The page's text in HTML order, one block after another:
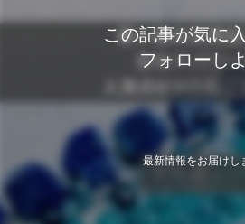
この記事が気に
フォローし
最新情報をお届けし